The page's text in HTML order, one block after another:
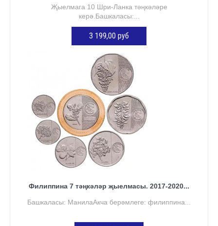
Җыелмага 10 Шри-Ланка тәңкәләре
керә.Башкаласы:...
3 199,00 руб
КӘРҖИНГӘ ӨСТӘҮ
Филиппина 7 тәңкәләр җыелмасы. 2017-2020...
Башкаласы: МанилаАкча берәмлеге: филиппина...